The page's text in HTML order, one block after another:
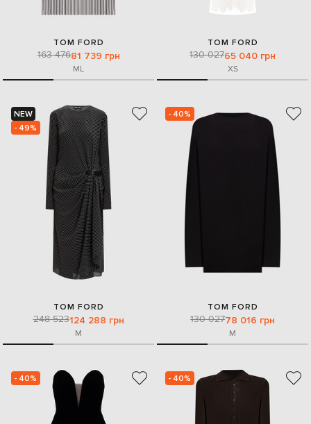
TOM FORD
163 47681 739 грн
ML
TOM FORD
130 02765 040 грн
XS
NEW
- 49%
TOM FORD
248 523124 288 грн
M
- 40%
TOM FORD
130 02778 016 грн
M
- 40% - 40%